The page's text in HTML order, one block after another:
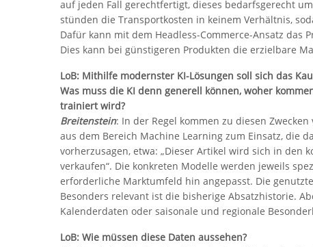
auf jeden Fall gerechtfertigt, dieses bedarfsgerecht
stünden die Transportkosten in keinem Verhältnis,
Dafür kann mit dem Headless-Commerce-Ansatz
Dies kann bei günstigeren Produkten die erzielbare
LoB: Mithilfe modernster KI-Lösungen soll sich das
Was muss die KI denn generell können, woher
trainiert wird?
Breitenstein: In der Regel kommen zu diesen
aus dem Bereich Machine Learning zum Einsatz, die
vorherzusagen, etwa: „Dieser Artikel wird sich in den
verkaufen“. Die konkreten Modelle werden jeweils
erforderliche Marktumfeld hin angepasst. Die
Besonders relevant ist die bisherige Absatzhistorie.
Kalenderdaten oder saisonale und regionale
LoB: Wie müssen diese Daten aussehen?